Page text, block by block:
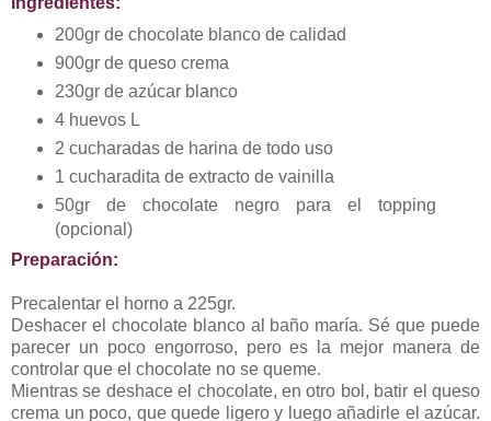
200gr de chocolate blanco de calidad
900gr de queso crema
230gr de azúcar blanco
4 huevos L
2 cucharadas de harina de todo uso
1 cucharadita de extracto de vainilla
50gr de chocolate negro para el topping
(opcional)
Preparación:
Precalentar el horno a 225gr.
Deshacer el chocolate blanco al baño maría. Sé que puede
parecer un poco engorroso, pero es la mejor manera de
controlar que el chocolate no se queme.
Mientras se deshace el chocolate, en otro bol, batir el queso
crema un poco, que quede ligero y luego añadirle el azúcar.